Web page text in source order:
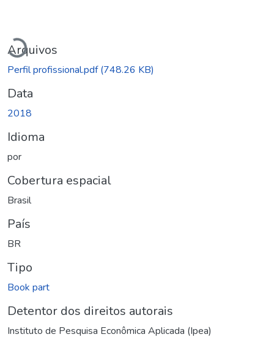
Carregando...
Arquivos
Perfil profissional.pdf(748.26 KB)
Data
2018
Idioma
por
Cobertura espacial
Brasil
País
BR
Tipo
Book part
Detentor dos direitos autorais
Instituto de Pesquisa Econômica Aplicada (Ipea)